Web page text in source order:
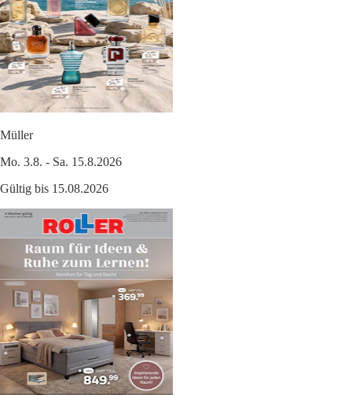
Müller
Mo. 3.8. - Sa. 15.8.2026
Gültig bis 15.08.2026